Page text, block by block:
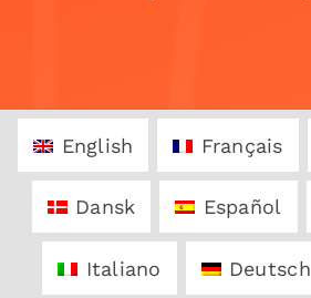
English Français
Dansk Español
Italiano Deutsch